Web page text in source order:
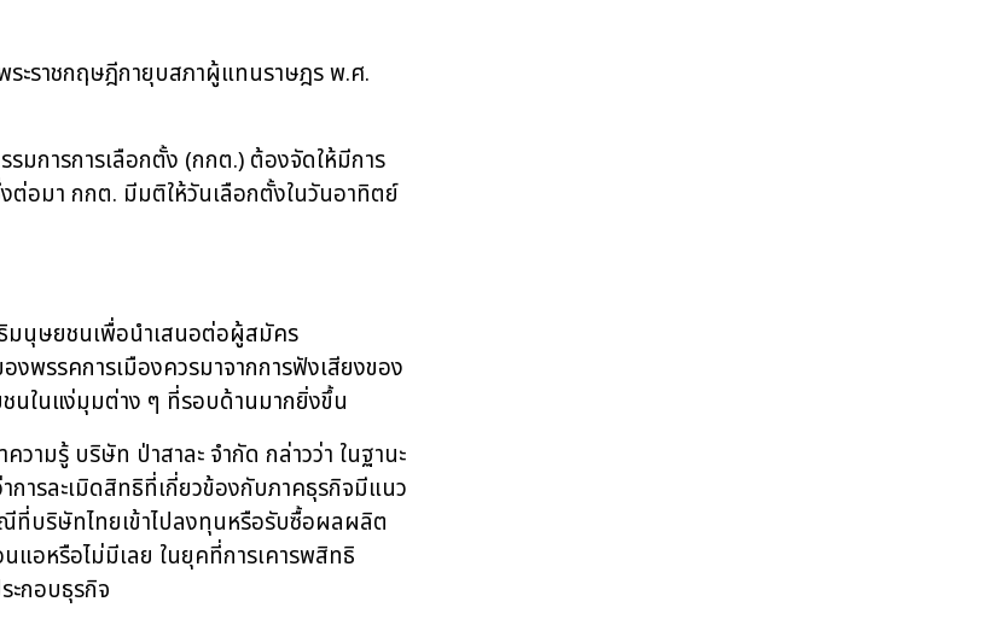
ะราชกฤษฎีกายุบสภาผู้แทนราษฎร พ.ศ.
มการการเลือกตั้ง (กกต.) ต้องจัดให้มีการ
อมา กกต. มีมติให้วันเลือกตั้งในวันอาทิตย์
มนุษยชนเพื่อนำเสนอต่อผู้สมัคร
งพรรคการเมืองควรมาจากการฟังเสียงของ
นในแง่มุมต่าง ๆ ที่รอบด้านมากยิ่งขึ้น
ามรู้ บริษัท ป่าสาละ จำกัด กล่าวว่า ในฐานะ
ารละเมิดสิทธิที่เกี่ยวข้องกับภาคธุรกิจมีแนว
ณีที่บริษัทไทยเข้าไปลงทุนหรือรับซื้อผลผลิต
อหรือไม่มีเลย ในยุคที่การเคารพสิทธิ
ะกอบธุรกิจ